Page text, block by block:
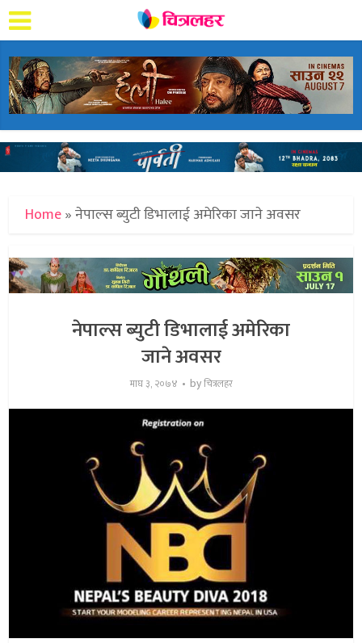
Home»नेपाल्स ब्युटी डिभालाई अमेरिका जाने अवसर
नेपाल्स ब्युटी डिभालाई अमेरिका
जाने अवसर
माघ ३, २०७४ byचित्रलहर